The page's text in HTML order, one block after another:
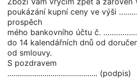
poukázání kupní ceny ve výši
prospěch
mého bankovního účtu č.
do 14 kalendářních dnů od
od smlouvy.
S pozdravem
.............................................. (podpis)